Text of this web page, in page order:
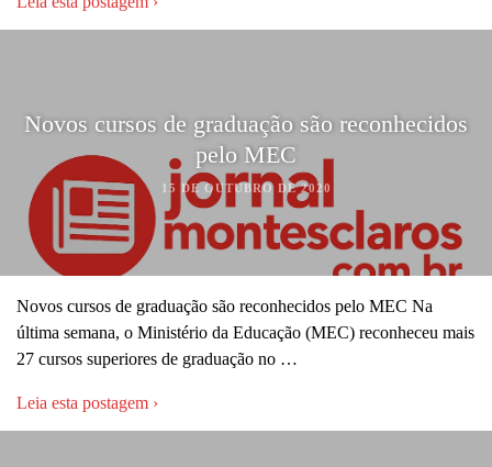
Novos cursos de graduação são reconhecidos
pelo MEC
15 DE OUTUBRO DE 2020
Novos cursos de graduação são reconhecidos pelo MEC Na
última semana, o Ministério da Educação (MEC) reconheceu mais
27 cursos superiores de graduação no …
Leia esta postagem ›